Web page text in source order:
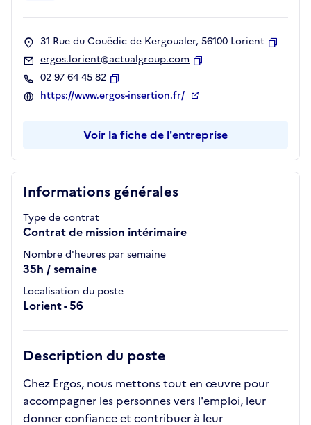
Informations générales
Type de contrat
Contrat de mission intérimaire
Nombre d'heures par semaine
35h / semaine
Localisation du poste
Lorient - 56
Description du poste
Chez Ergos, nous mettons tout en œuvre pour
accompagner les personnes vers l'emploi, leur
donner confiance et contribuer à leur
31 Rue du Couëdic de Kergoualer, 56100 Lorient
ergos.lorient@actualgroup.com
02 97 64 45 82
Copier
https://www.ergos-insertion.fr/
Voir la fiche de l'entreprise